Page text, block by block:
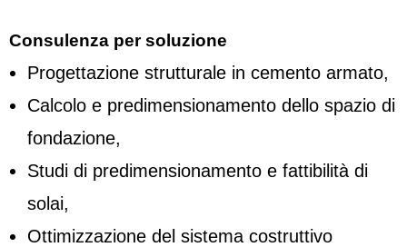
Consulenza per soluzione
Progettazione strutturale in cemento armato,
Calcolo e predimensionamento dello spazio di
fondazione,
Studi di predimensionamento e fattibilità di
solai,
Ottimizzazione del sistema costruttivo